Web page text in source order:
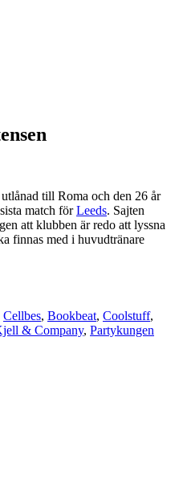
till Roma och den 26 år
match förLeeds. Sajten
att klubben är redo att lyssna
finnas med i huvudtränare
Cellbes, Bookbeat, Coolstuff,
& Company, Partykungen